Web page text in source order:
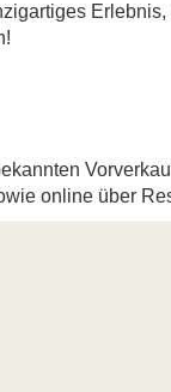
online über